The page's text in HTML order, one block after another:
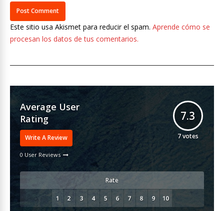
Este sitio usa Akismet para reducir el spam. Aprende cómo se
procesan los datos de tus comentarios.
Average User
Rating
Write A Review
0 User Reviews
7.3
7votes
Rate